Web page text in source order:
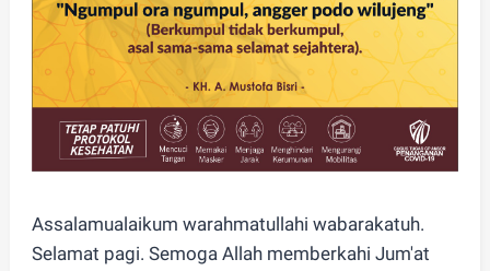
Assalamualaikum warahmatullahi wabarakatuh.
Selamat pagi. Semoga Allah memberkahi Jum'at